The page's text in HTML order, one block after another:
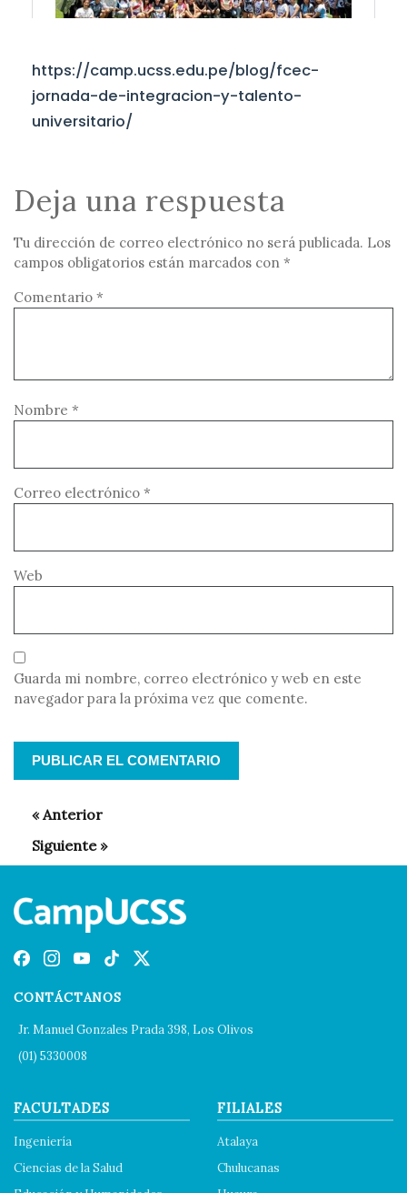
https://camp.ucss.edu.pe/blog/fcec-
jornada-de-integracion-y-talento-
universitario/
Deja una respuesta
Tu dirección de correo electrónico no será publicada. Los
campos obligatorios están marcados con *
Comentario *
Nombre *
Correo electrónico *
Web
Guarda mi nombre, correo electrónico y web en este
navegador para la próxima vez que comente.
CONTÁCTANOS
Jr. Manuel Gonzales Prada 398, Los Olivos
(01) 5330008
FACULTADES
Ingeniería
Ciencias de la Salud
FILIALES
Atalaya
Chulucanas